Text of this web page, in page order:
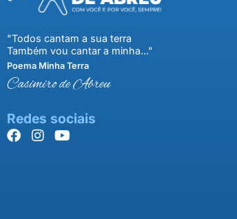
"Todos cantam a sua terra
Também vou cantar a minha..."
Poema Minha Terra
Casimiro de Abreu
Redes sociais